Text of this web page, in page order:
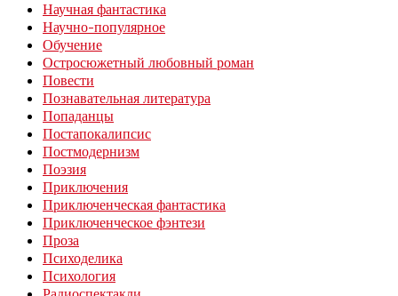
Научная фантастика
Научно-популярное
Обучение
Остросюжетный любовный роман
Повести
Познавательная литература
Попаданцы
Постапокалипсис
Постмодернизм
Поэзия
Приключения
Приключенческая фантастика
Приключенческое фэнтези
Проза
Психоделика
Психология